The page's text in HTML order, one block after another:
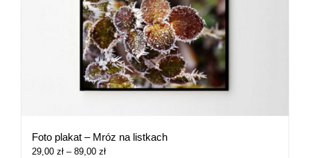
Foto plakat – Mróz na listkach
29,00 zł – 89,00 złZakres